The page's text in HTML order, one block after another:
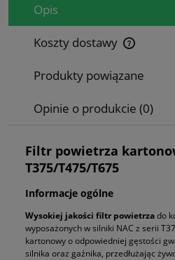
Opis
Koszty dostawy
Cena nie zawiera ewentualnych
Produkty powiązane
Opinie o produkcie (0)
Filtr powietrza
T375/T475/T675
Informacje ogólne
Wysokiej jakości filtr powietrzado
wyposażonych w silniki NAC z serii
kartonowy o odpowiedniej gęstości
silnika oraz gaźnika, przedłużając